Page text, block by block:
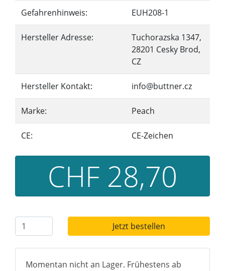
Gefahrenhinweis: EUH208-1
Hersteller Adresse:
Tuchorazska 1347,
28201 Cesky Brod,
CZ
Hersteller Kontakt: info@buttner.cz
Marke: Peach
CE: CE-Zeichen
CHF 28,70
Jetzt bestellen
Momentan nicht an Lager. Frühestens ab